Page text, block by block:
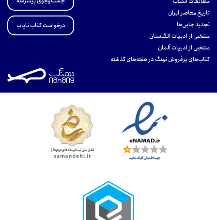
تاریخ معاصر ایران
تجدید چاپی‌ها
منتخبی از ادبیات انگلستان
منتخبی از ادبیات آلمان
کتاب‌های پرفروش نهنگ در هفته‌های گذشته
درخواست کتاب نایاب